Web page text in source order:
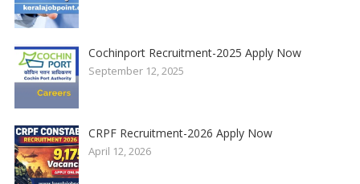
Cochinport Recruitment-2025 Apply Now
September 12, 2025
CRPF Recruitment-2026 Apply Now
April 12, 2026